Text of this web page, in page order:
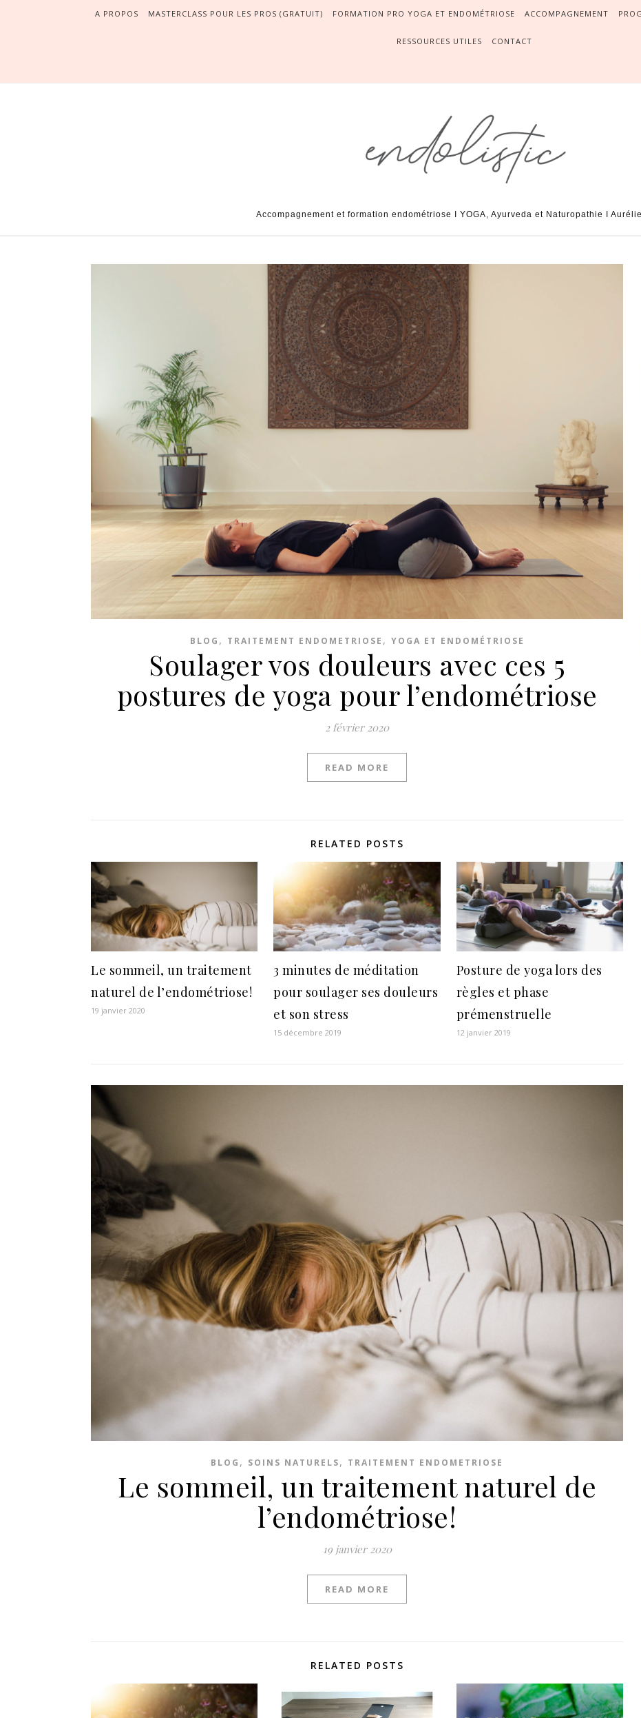
A PROPOS MASTERCLASS POUR LES PROS (GRATUIT) FORMATION PRO YOGA ET ENDOMÉTRIOSE ACCOMPAGNEMENT
RESSOURCES UTILES CONTACT
Accompagnement et formation endométriose I YOGA, Ayurveda et Naturopathie I
BLOG , TRAITEMENT ENDOMETRIOSE , YOGA ET ENDOMÉTRIOSE
Soulager vos douleurs avec ces 5
postures de yoga pour l’endométriose
2 février 2020
READ MORE
RELATED POSTS
Le sommeil, un traitement
naturel de l’endométriose!
19 janvier 2020
3 minutes de méditation
pour soulager ses douleurs
et son stress
15 décembre 2019
Posture de yoga lors des
règles et phase
prémenstruelle
12 janvier 2019
BLOG , SOINS NATURELS, TRAITEMENT ENDOMETRIOSE
Le sommeil, un traitement naturel de
l’endométriose!
19 janvier 2020
READ MORE
RELATED POSTS